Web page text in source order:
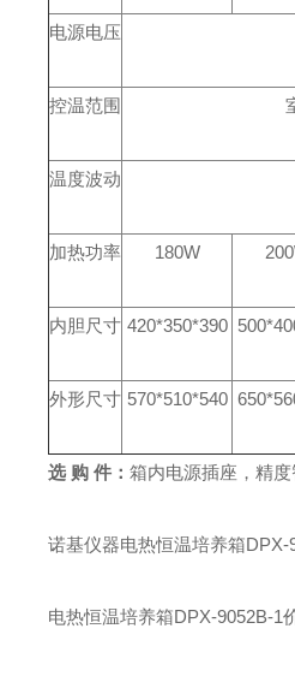
电源电压
控温范围
温度波动
加热功率 180W
内胆尺寸 420*350*390
外形尺寸 570*510*540
选 购 件： 箱内电源插座， 精度
诺基仪器电热恒温培养箱DPX-
电热恒温培养箱DPX-9052B-1